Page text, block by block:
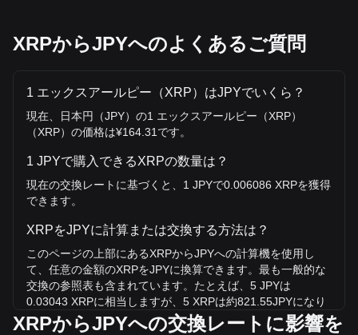
XRPからJPYへのよくあるご質問
1 エックスアールピー（XRP）はJPYでいくら？
現在、日本円（JPY）の1 エックスアールピー（XRP）
（XRP）の価格は¥164.31です。
1 JPYで購入できるXRPの数量は？
現在の交換レートに基づくと、1 JPYで0.006086 XRPを獲得
できます。
XRPをJPYに計算または交換する方法は？
このページの上部にあるXRPからJPYへの計算機を使用し
て、任意の金額のXRPをJPYに換算できます。最も一般的な
交換の参照表も含まれています。たとえば、5 JPYは
0.03043 XRPに相当しますが、5 XRPは約821.55JPYになり
ます。
XRPからJPYへの交換レートに影響を